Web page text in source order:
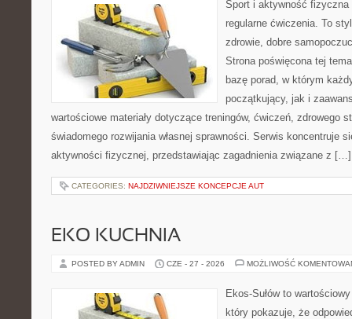
Sport i aktywność
regularne ćwiczenia. To
zdrowie, dobre
Strona poświęcona tej
bazę porad, w którym
początkujący, jak i
wartościowe materiały dotyczące treningów, ćwiczeń, zdrowego
świadomego rozwijania własnej sprawności. Serwis koncentruje
aktywności fizycznej, przedstawiając zagadnienia związane z […]
CATEGORIES: NAJDZIWNIEJSZE KONCEPCJE AUT
EKO KUCHNIA
POSTED BY ADMIN CZE - 27 - 2026 MOŻLIWOŚĆ
Ekos-Sułów to
który pokazuje, że